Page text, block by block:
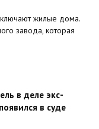
жилые дома.
завода, которая
в деле экс-
в суде